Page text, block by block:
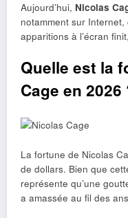
Aujourd’hui, Nicolas
notamment sur
apparitions à l’écran
Quelle est la
Cage en 2026
La fortune de Nicolas
de dollars. Bien que
représente qu’une
a amassée au fil des